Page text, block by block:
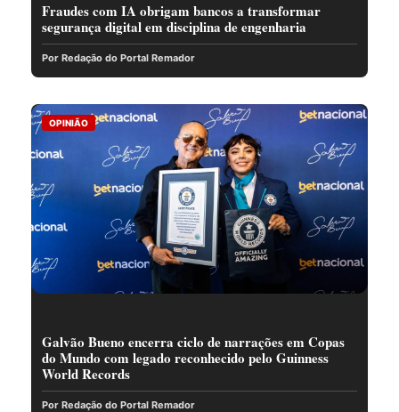
Fraudes com IA obrigam bancos a transformar
segurança digital em disciplina de engenharia
Por Redação do Portal Remador
OPINIÃO
Galvão Bueno encerra ciclo de narrações em Copas
do Mundo com legado reconhecido pelo Guinness
World Records
Por Redação do Portal Remador